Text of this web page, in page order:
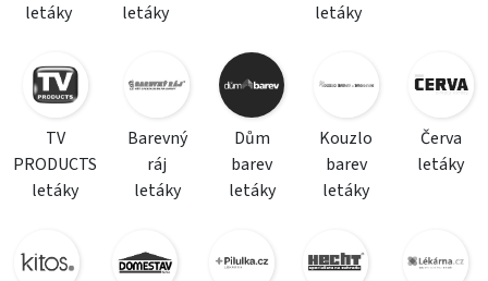
letáky
letáky
letáky
TV
PRODUCTS
letáky
Barevný
ráj
letáky
Dům
barev
letáky
Kouzlo
barev
letáky
Červa
letáky